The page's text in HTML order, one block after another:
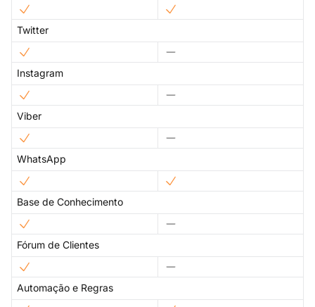
Twitter
Instagram
Viber
WhatsApp
Base de Conhecimento
Fórum de Clientes
Automação e Regras